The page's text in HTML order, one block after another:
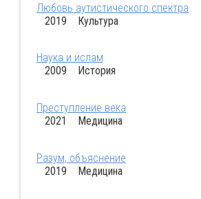
Любовь аутистического спектра
2019 Культура
Наука и ислам
2009 История
Преступление века
2021 Медицина
Разум, объяснение
2019 Медицина